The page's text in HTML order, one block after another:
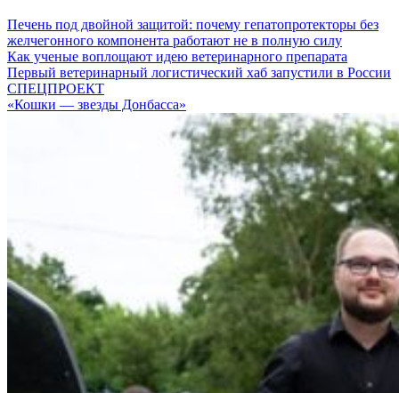
Печень под двойной защитой: почему гепатопротекторы без
желчегонного компонента работают не в полную силу
Как ученые воплощают идею ветеринарного препарата
Первый ветеринарный логистический хаб запустили в России
СПЕЦПРОЕКТ
«Кошки — звезды Донбасса»